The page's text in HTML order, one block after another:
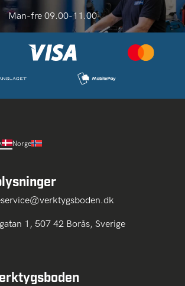
Man-fre 09.00-11.00
Norge
1, 507 42 Borås, Sverige